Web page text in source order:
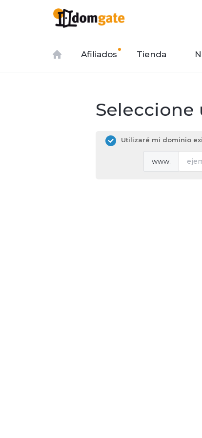
Afiliados Tienda
Seleccione
Utilizaré mi dominio
www.